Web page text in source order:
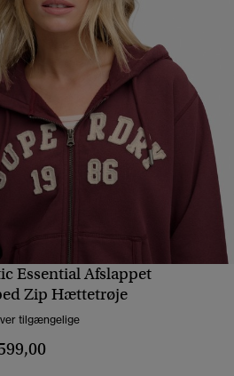
HURTIGVISNING
Essential Afslappet
Zip Hættetrøje
tilgængelige